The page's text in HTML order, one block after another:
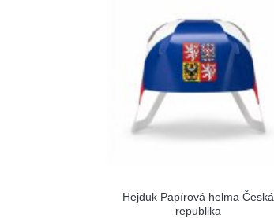
Hejduk Papírová helma Česká
republika